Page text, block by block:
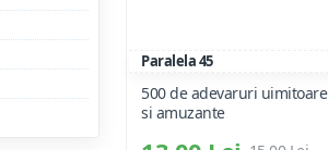
Paralela 45
500 de adevaruri uimitoare
si amuzante